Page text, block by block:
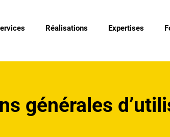
Réalisations Expertises
générales